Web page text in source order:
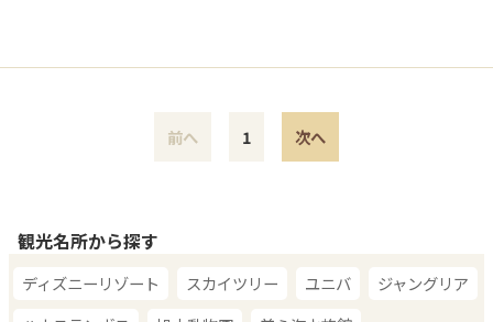
前へ 1 次へ
観光名所から探す
ディズニーリゾート スカイツリー ユニバ
ジャングリア